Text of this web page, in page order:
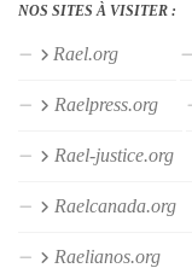
NOS SITES À VISITER :
Rael.org
Raelpress.org
Rael-justice.org
Raelcanada.org
Raelianos.org